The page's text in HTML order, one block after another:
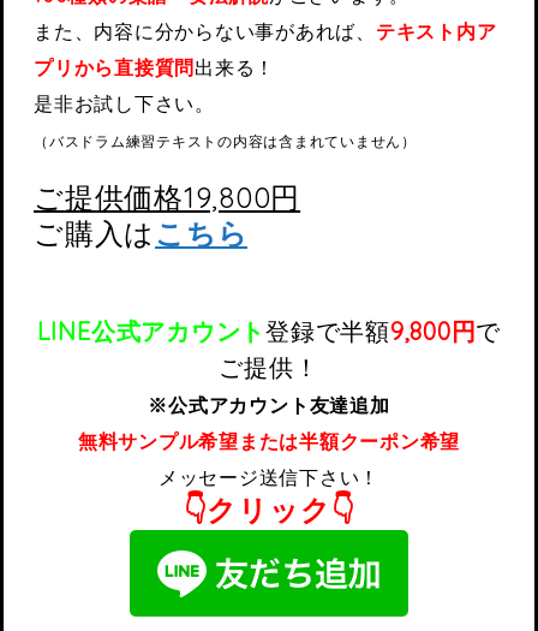
また、内容に分からない事があれば、 テキスト内ア
プリから直接質問出来る！
是非お試し下さい。
（バスドラム練習テキストの内容は含まれていません）
ご提供価格19,800円
ご購入は こちら
LINE公式アカウント登録で半額9,800円で
ご提供！
※公式アカウント友達追加
無料サンプル希望または半額クーポン希望
メッセージ送信下さい！
👇クリック👇